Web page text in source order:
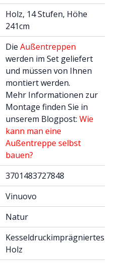
Holz, 14 Stufen, Höhe
241cm
Die Außentreppen
werden im Set geliefert
und müssen von Ihnen
montiert werden.
Mehr Informationen zur
Montage finden Sie in
unserem Blogpost: Wie
kann man eine
Außentreppe selbst
bauen?
3701483727848
Vinuovo
Natur
Kesseldruckimprägniertes
Holz